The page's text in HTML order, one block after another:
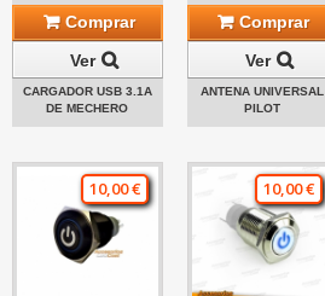
Comprar
Ver
CARGADOR USB 3.1A
DE MECHERO
Comprar
Ver
ANTENA UNIVERSAL
PILOT
10,00 € 10,00 €